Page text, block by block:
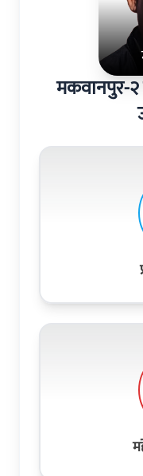
मकवानपुर-२